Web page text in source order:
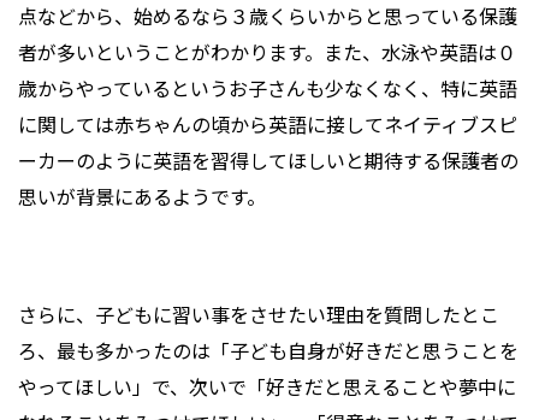
点などから、始めるなら３歳くらいからと思っている保護
者が多いということがわかります。また、水泳や英語は０
歳からやっているというお子さんも少なくなく、特に英語
に関しては赤ちゃんの頃から英語に接してネイティブスピ
ーカーのように英語を習得してほしいと期待する保護者の
思いが背景にあるようです。
さらに、子どもに習い事をさせたい理由を質問したとこ
ろ、最も多かったのは「子ども自身が好きだと思うことを
やってほしい」で、次いで「好きだと思えることや夢中に